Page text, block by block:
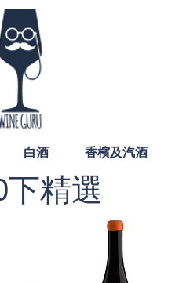
白酒 香檳及汽酒
精選